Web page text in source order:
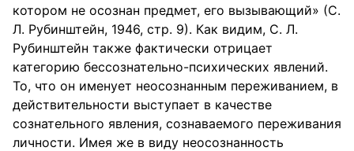
котором не осознан предмет, его вызывающий» (С.
Л. Рубинштейн, 1946, стр. 9). Как видим, С. Л.
Рубинштейн также фактически отрицает
категорию бессознательно-психических явлений.
То, что он именует неосознанным переживанием, в
действительности выступает в качестве
сознательного явления, сознаваемого переживания
личности. Имея же в виду неосознанность